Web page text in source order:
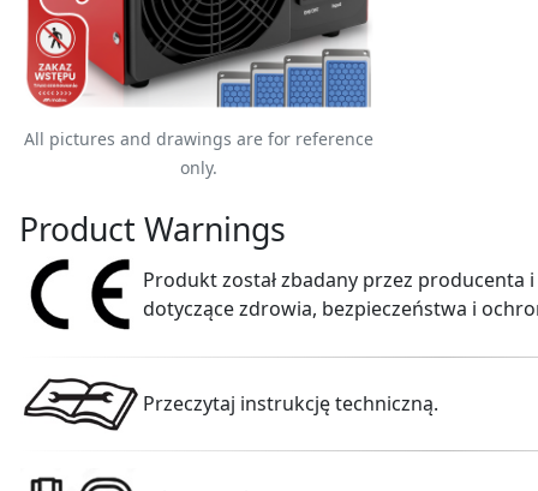
All pictures and drawings are for reference
only.
Product Warnings
Produkt został zbadany przez producenta
dotyczące zdrowia, bezpieczeństwa i
Przeczytaj instrukcję techniczną.